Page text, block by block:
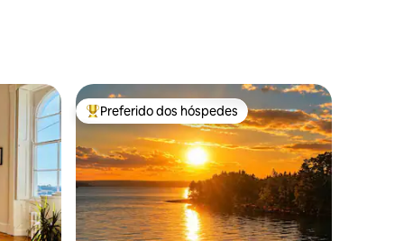
hóspedes Entre os melhores preferidos dos hóspedes
Preferido dos hóspedes